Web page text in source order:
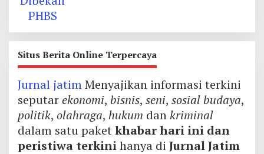
Situs Berita Online Terpercaya
Jurnal jatimMenyajikan informasi terkini
seputarekonomi, bisnis, seni, sosial budaya,
politik, olahraga, hukum dankriminal
dalam satu paketkhabar hari ini dan
peristiwa terkinihanya di Jurnal Jatim